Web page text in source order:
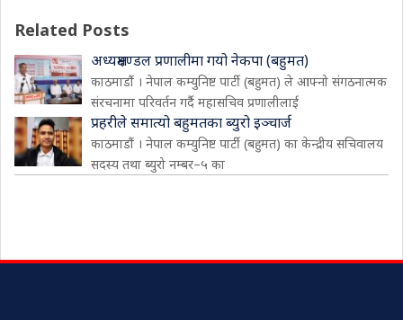
Related Posts
अध्यक्षमण्डल प्रणालीमा गयो नेकपा (बहुमत)
काठमाडौं । नेपाल कम्युनिष्ट पार्टी (बहुमत) ले आफ्नो संगठनात्मक
संरचनामा परिवर्तन गर्दै महासचिव प्रणालीलाई
प्रहरीले समात्यो बहुमतका ब्युरो इञ्चार्ज
काठमाडौं । नेपाल कम्युनिष्ट पार्टी (बहुमत) का केन्द्रीय सचिवालय
सदस्य तथा ब्युरो नम्बर–५ का